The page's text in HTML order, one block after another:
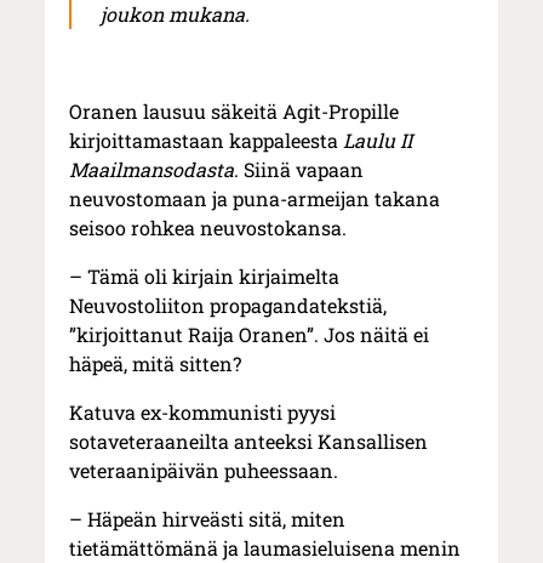
joukon mukana.
Oranen lausuu säkeitä Agit-Propille
kirjoittamastaan kappaleestaLaulu II
Maailmansodasta. Siinä vapaan
neuvostomaan ja puna-armeijan takana
seisoo rohkea neuvostokansa.
– Tämä oli kirjain kirjaimelta
Neuvostoliiton propagandatekstiä,
”kirjoittanut Raija Oranen”. Jos näitä ei
häpeä, mitä sitten?
Katuva ex-kommunisti pyysi
sotaveteraaneilta anteeksi Kansallisen
veteraanipäivän puheessaan.
– Häpeän hirveästi sitä, miten
tietämättömänä ja laumasieluisena menin